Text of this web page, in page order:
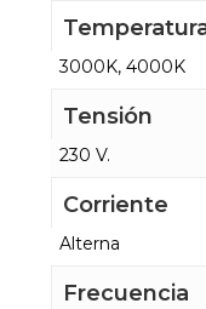
3000K, 4000K
Tensión
230 V.
Corriente
Alterna
Frecuencia